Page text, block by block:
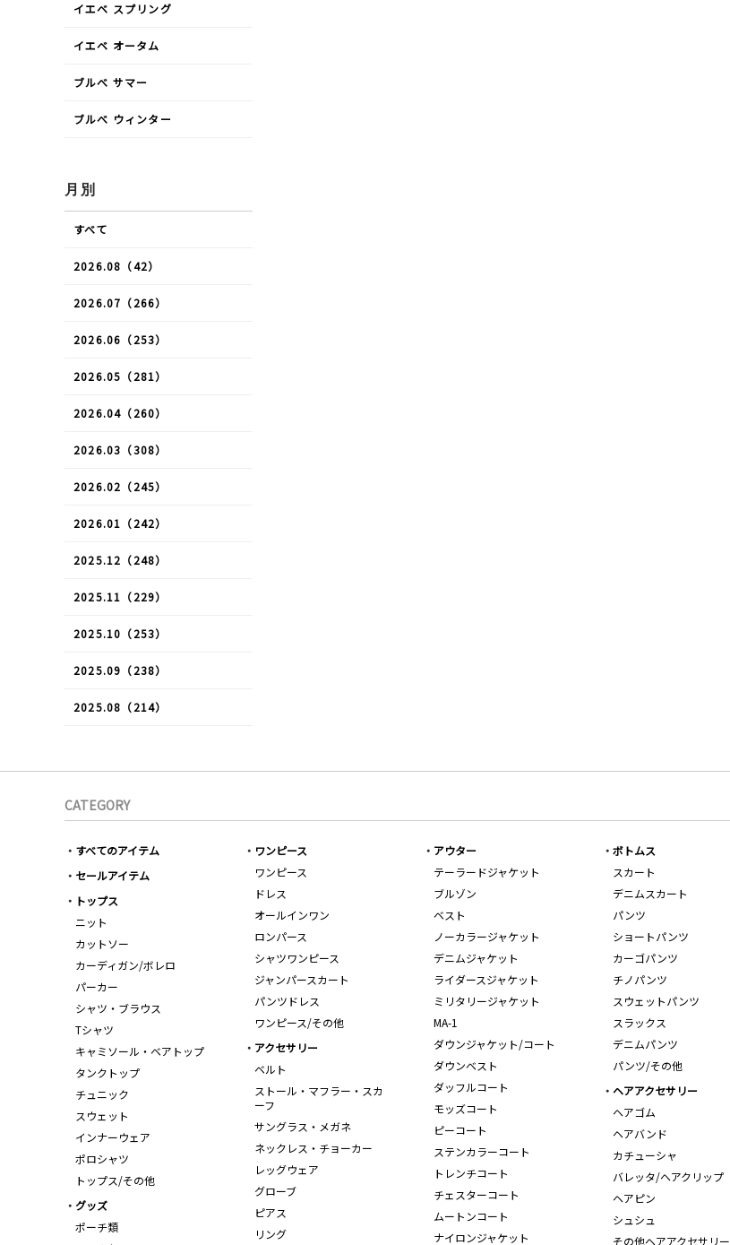
イエベ スプリング
イエベ オータム
ブルべ サマー
ブルべ ウィンター
月別
すべて
2026.08（42）
2026.07（266）
2026.06（253）
2026.05（281）
2026.04（260）
2026.03（308）
2026.02（245）
2026.01（242）
2025.12（248）
2025.11（229）
2025.10（253）
2025.09（238）
2025.08（214）
CATEGORY
すべてのアイテム
セールアイテム
トップス
ニット
カットソー
カーディガン/ボレロ
パーカー
シャツ・ブラウス
Tシャツ
キャミソール・ベアトップ
タンクトップ
チュニック
スウェット
インナーウェア
ポロシャツ
トップス/その他
ワンピース
ワンピース
ドレス
オールインワン
ロンパース
シャツワンピース
ジャンパースカート
パンツドレス
ワンピース/その他
アウター
テーラードジャケット
ブルゾン
ベスト
ノーカラージャケット
デニムジャケット
ライダースジャケット
ミリタリージャケット
MA-1
ダウンジャケット/コート
ダウンベスト
ダッフルコート
モッズコート
ピーコート
ステンカラーコート
トレンチコート
チェスターコート
ムートンコート
ナイロンジャケット
ボトムス
スカート
デニムスカート
パンツ
ショートパンツ
カーゴパンツ
チノパンツ
スウェットパンツ
スラックス
デニムパンツ
パンツ/その他
アクセサリー
ベルト
ストール・マフラー・スカ
ーフ
サングラス・メガネ
ネックレス・チョーカー
レッグウェア
グローブ
ピアス
リング
ヘアアクセサリー
ヘアゴム
ヘアバンド
カチューシャ
バレッタ/ヘアクリップ
ヘアピン
シュシュ
その他ヘアアクセサリー
グッズ
ポーチ類